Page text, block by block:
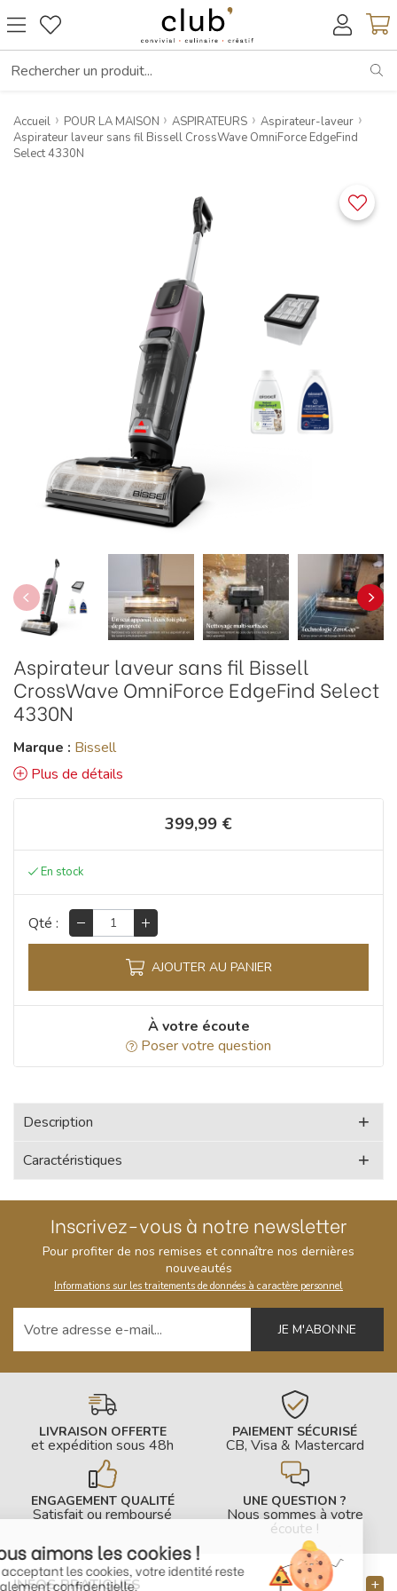
Accueil POUR LA MAISON ASPIRATEURS
Aspirateur-laveur
Aspirateur laveur sans fil Bissell CrossWave OmniForce EdgeFind
Select 4330N
Aspirateur laveur sans fil Bissell
CrossWave OmniForce EdgeFind Select
4330N
Marque : Bissell
Plus de détails
399,99 €
Qté :
AJOUTER AU PANIER
À votre écoute
Poser votre question
Description
Caractéristiques
Inscrivez-vous à notre newsletter
Pour profiter de nos remises et connaître nos dernières
nouveautés
Informations sur les traitements de données à caractère personnel
LIVRAISON OFFERTE
et expédition sous 48h
PAIEMENT SÉCURISÉ
CB, Visa & Mastercard
ENGAGEMENT QUALITÉ
Satisfait ou remboursé
UNE QUESTION ?
Nous sommes à votre
écoute !
INFOS PRATIQUES
Nous aimons les cookies !
En acceptant les cookies, votre identité reste
totalement confidentielle.